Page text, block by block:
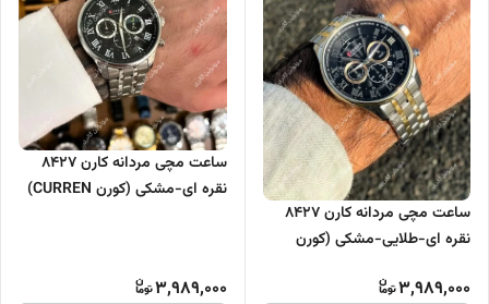
ساعت مچی مردانه کارن 8427
نقره ای-طلایی-مشکی (کورن
3,989,000
ساعت مچی مردانه کارن 8427
نقره ای-مشکی (کورن CURREN)
3,989,000